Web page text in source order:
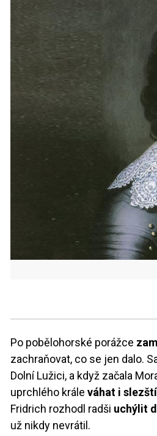
Po pobělohorské porážce
zachraňovat, co se jen dalo.
Dolní Lužici, a když začala
uprchlého krále váhat i
Fridrich rozhodl radši uchýlit
už nikdy nevrátil.